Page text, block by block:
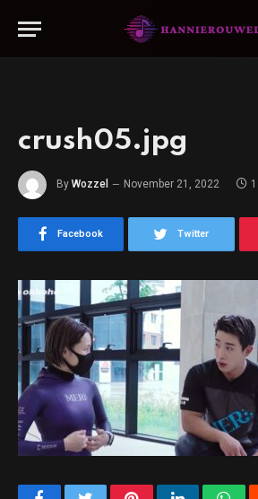
crush05.jpg
By Wozzel November 21, 2022
Facebook Twitter